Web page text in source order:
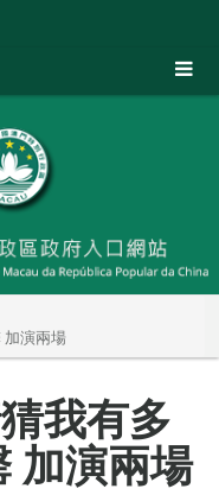
加演兩場
我有多
加演兩場